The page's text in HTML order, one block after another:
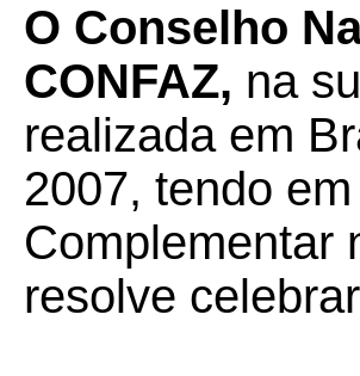
O Conselho
CONFAZ, na
realizada em
2007, tendo
Complementar
resolve